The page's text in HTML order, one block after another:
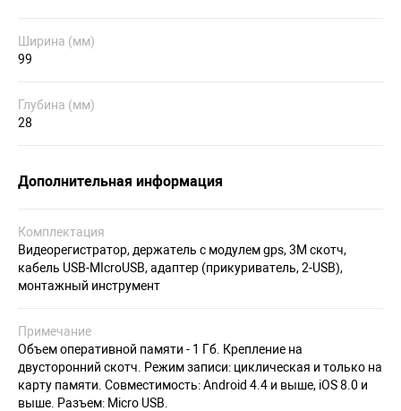
Ширина (мм)
99
Глубина (мм)
28
Дополнительная информация
Комплектация
Видеорегистратор, держатель с модулем gps, 3М скотч,
кабель USB-MIcroUSB, адаптер (прикуриватель, 2-USB),
монтажный инструмент
Примечание
Объем оперативной памяти - 1 Гб. Крепление на
двусторонний скотч. Режим записи: циклическая и только на
карту памяти. Совместимость: Android 4.4 и выше, iOS 8.0 и
выше. Разъем: Micro USB.